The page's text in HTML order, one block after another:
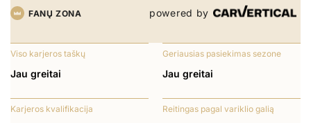
FANŲ ZONA powered by
Viso karjeros taškų
Jau greitai
Geriausias pasiekimas sezone
Jau greitai
Karjeros kvalifikacija Reitingas pagal variklio galią